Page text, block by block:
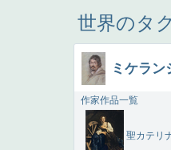
世界のタ
ミケラ
作家作品一覧
聖カテリ